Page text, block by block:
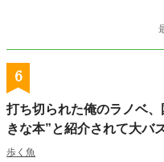
6
打ち切られた俺のラノベ
きな本”と紹介されて大バ
歩く魚